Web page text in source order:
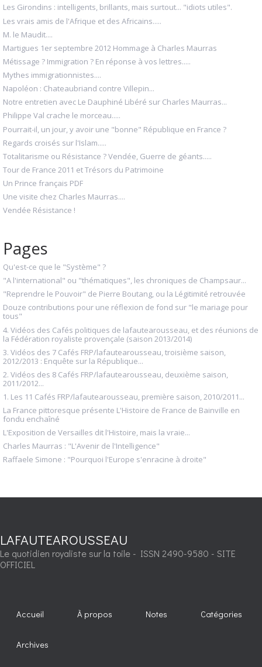
Les Girondins : intelligents, brillants, mais surtout... "idiots utiles".
Les vrais amis de l'Afrique et des Africains.....
M. le Maudit....
Martigues 1er septembre 2012 Hommage à Charles Maurras
Métissage ? Immigration ? En réponse à vos lettres.....
Mythes immigrationnistes....
Napoléon : Chateaubriand contre Villepin...
Notre entretien avec Le Dauphiné Libéré sur Charles Maurras...
Philippe Val crache le morceau.....
Pourrait-il, un jour, y avoir une "bonne" République en France ?
Regards croisés sur l'Islam.....
Totalitarisme ou Résistance ? Vendée, Guerre de géants.....
Tour de France 2011 et Trésors du Patrimoine
Un Prince français PDF
Une visite chez Charles Maurras....
Vendée Résistance !
Pages
Qu'est-ce que le "Système" ?
"A l'international" ou "thématiques", les chroniques de Champsaur...
"Reprendre le Pouvoir" de Pierre Boutang, ou la Légitimité retrouvée
Douze contributions pour une réflexion de fond sur "le mariage pour
tous"
4. Vidéos des Cafés politiques de lafautearousseau, et des réunions de
la Fédération royaliste provençale (saison 2013/2014)
3. Vidéos des 7 Cafés FRP/lafautearousseau, troisième saison,
2012/2013 : Enquête sur la République...
2. Vidéos des 8 Cafés FRP/lafautearousseau, deuxième saison,
2011/2012...
1. Les 11 Cafés FRP/lafautearousseau, première saison, 2010/2011...
La France pittoresque présente L'Histoire de France de Bainville en
fondu enchaîné
L'Exposition de Versailles dit l'Histoire, mais la vraie...
Charles Maurras : "L'Avenir de l'Intelligence"
Raffaele Simone : "Pourquoi l'Europe s'enracine à droite"
LAFAUTEAROUSSEAU
Le quotidien royaliste sur la toile - ISSN 2490-9580 - SITE
OFFICIEL
Accueil À propos Notes Catégories
Archives